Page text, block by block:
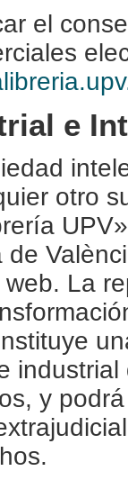
el
e
otro
de
La
y